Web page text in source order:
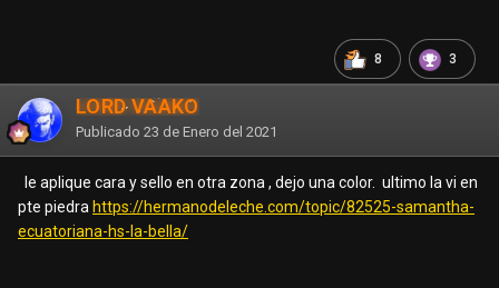
8 3
LORD VAAKO
Publicado 23 de Enero del 2021
le aplique cara y sello en otra zona , dejo una color. ultimo la vi en
pte piedra https://hermanodeleche.com/topic/82525-samantha-
ecuatoriana-hs-la-bella/